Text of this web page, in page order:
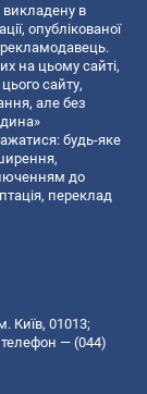
викладену в
опублікованої
рекламодавець.
на цьому сайті,
сайту,
але без
будь-яке
до
переклад
Київ, 01013;
телефон — (044)